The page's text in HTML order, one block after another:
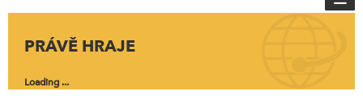
PRÁVĚ HRAJE
Loading ...